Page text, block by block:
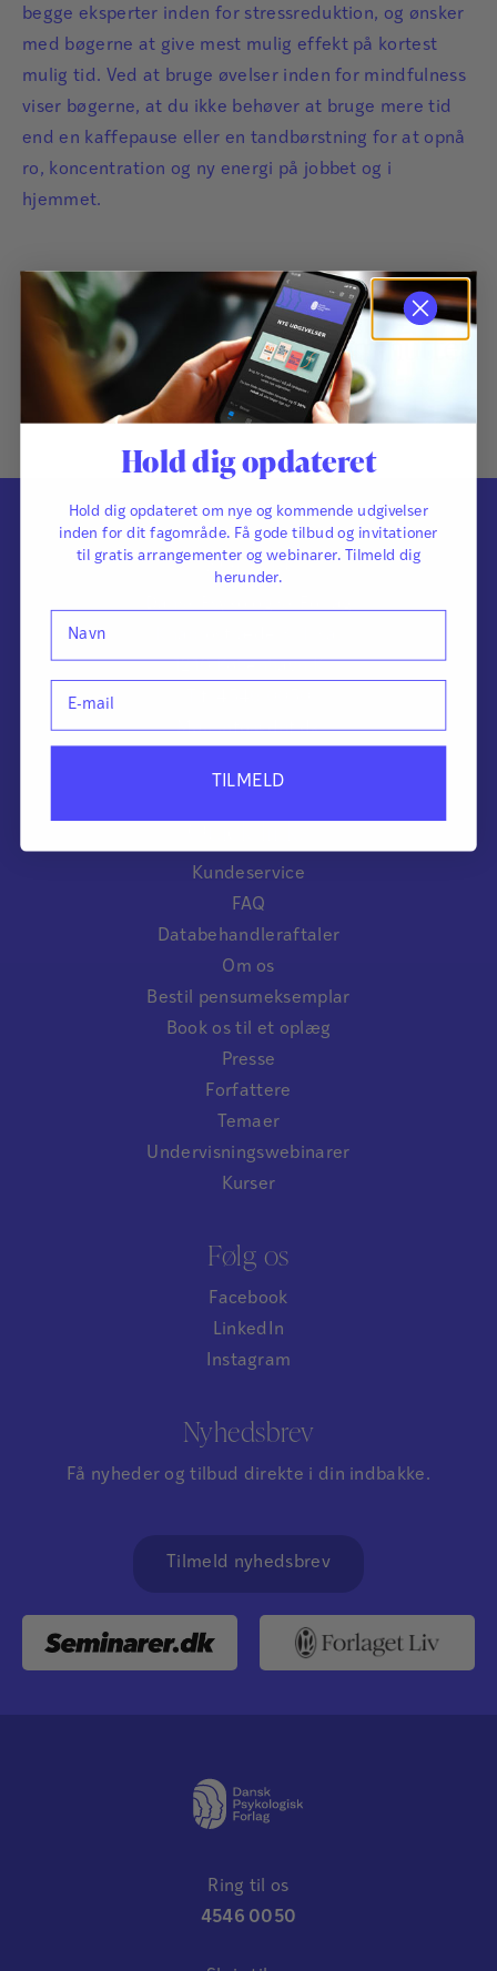
begge eksperter inden for stressreduktion, og ønsker
med bøgerne at give mest mulig effekt på kortest
mulig tid. Ved at bruge øvelser inden for mindfulness
viser bøgerne, at du ikke behøver at bruge mere tid
end en kaffepause eller en tandbørstning for at opnå
ro, koncentration og ny energi på jobbet og i
hjemmet.
Bøger i serien Fem gode minutter
Kontakt
1210 København K
Mail info@dpf.dk
Quick links
Kundeservice
FAQ
Databehandleraftaler
Om os
Bestil pensumeksemplar
Book os til et oplæg
Presse
Forfattere
Temaer
Undervisningswebinarer
Kurser
Følg os
Facebook
LinkedIn
Instagram
Nyhedsbrev
Få nyheder og tilbud direkte i din indbakke.
Tilmeld nyhedsbrev
Ring til os
4546 0050
Hold dig opdateret
Hold dig opdateret om nye og kommende udgivelser
inden for dit fagområde. Få gode tilbud og invitationer
til gratis arrangementer og webinarer. Tilmeld dig
herunder.
TILMELD